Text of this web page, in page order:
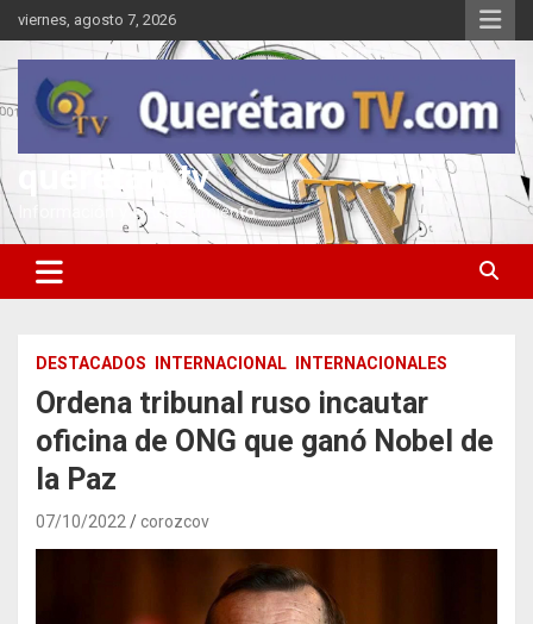
Saltar
al
contenido
viernes, agosto 7, 2026
queretarotv
Información y entretenimiento
DESTACADOS INTERNACIONAL INTERNACIONALES
Ordena tribunal ruso incautar
oficina de ONG que ganó Nobel de
la Paz
07/10/2022 corozcov